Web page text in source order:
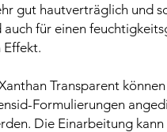
gut hautverträglich und
auch für einen
Effekt.
Transparent
Formulierungen
Die Einarbeitung